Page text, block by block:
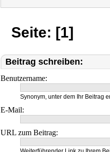
Seite: [1]
Beitrag schreiben:
Benutzername:
Synonym, unter dem Ihr Beitrag
E-Mail:
URL zum Beitrag: